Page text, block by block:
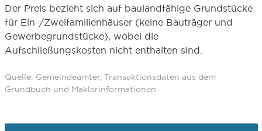
Der Preis bezieht sich auf baulandfähige Grundstücke
für Ein-/Zweifamilienhäuser (keine Bauträger und
Gewerbegrundstücke), wobei die
Aufschließungskosten nicht enthalten sind.
Quelle: Gemeindeämter, Transaktionsdaten aus dem
Grundbuch und Maklerinformationen